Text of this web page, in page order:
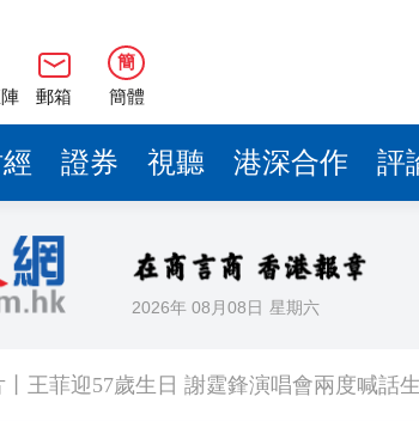
郵箱
簡
簡體
證券 視聽 港深合作 評
2026年 08月08日 星期六
丨王菲迎57歲生日 謝霆鋒演唱會兩度喊話